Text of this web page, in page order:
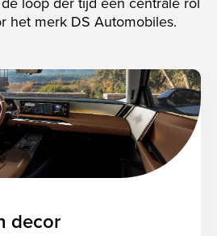
het merk DS Automobiles.
decor